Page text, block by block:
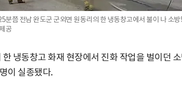
분쯤 전남 완도군 군외면 원동리의 한 냉동창고에서 불이 나 소
공
한 냉동창고 화재 현장에서 진화 작업을 벌이던
이 실종됐다.